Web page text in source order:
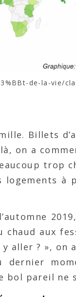
de-la-vie/
Billets
on a
trop
à
aux
aller ? », on
bol pareil ne